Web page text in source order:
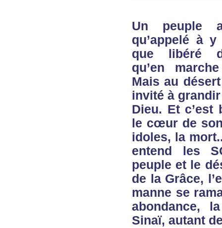
Un peuple
qu’appelé à
que libéré
qu’en
Mais au
invité à
Dieu. Et
le cœur de
idoles, la
entend les
peuple et le
de la Grâce,
manne se
abondance,
Sinaï, autant